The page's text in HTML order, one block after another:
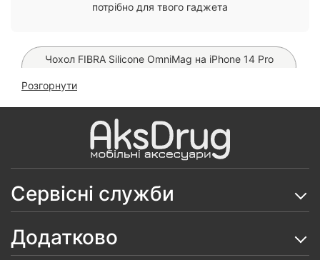
потрібно для твого гаджета
Чохол FIBRA Silicone OmniMag на iPhone 14 Pro
Чохол New Desing Case на iPhone 14 Pro Max
(Orange)
Чохол Leather Case на iPhone 14 Pro Max (Black)
Чохол Fibra Shock-Proof MagSafe на iPhone 14 Pro
Розгорнути
Сервісні служби
Додатково